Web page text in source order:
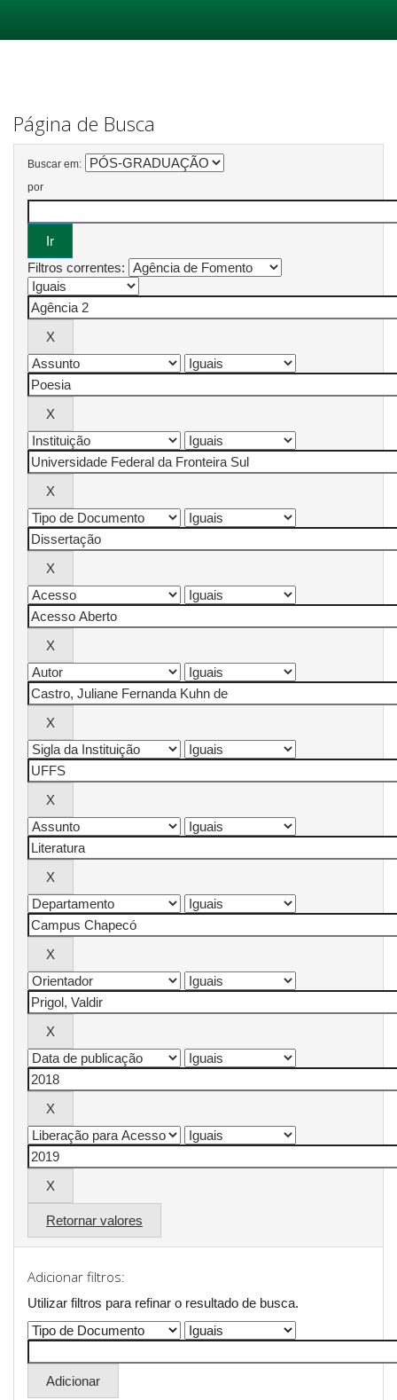
Página de Busca
Buscar em:
por
Filtros correntes:
Retornar valores
Adicionar filtros:
Utilizar filtros para refinar o resultado de busca.